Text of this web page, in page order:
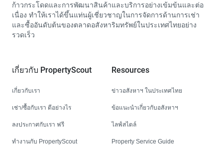
ก้าวกระโดดและการพัฒนาสินค้าและบริการอย่างเข้มข้นและต่อ
เนื่อง ทำให้เราได้ขึ้นแท่นผู้เชี่ยวชาญในการจัดการด้านการเช่า
และซื้ออันดับต้นของตลาดอสังหาริมทรัพย์ในประเทศไทยอย่าง
รวดเร็ว
เกี่ยวกับ PropertyScout
เกี่ยวกับเรา
เช่า/ซื้อกับเรา ดีอย่างไร
ลงประกาศกับเรา ฟรี
ทำงานกับ PropertyScout
Resources
ข่าวอสังหาฯ ในประเทศไทย
ข้อแนะนำเกี่ยวกับอสังหาฯ
ไลฟ์สไตล์
Property Service Guide